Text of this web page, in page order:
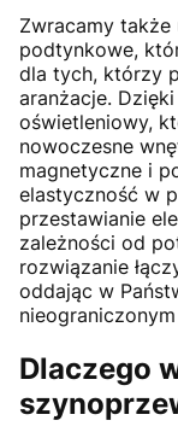
Zwracamy
podtynkowe,
dla tych, którzy
aranżacje.
oświetleniowy,
nowoczesne
magnetyczne i
elastyczność w
przestawianie
zależności od
rozwiązanie
oddając w
Dlaczego